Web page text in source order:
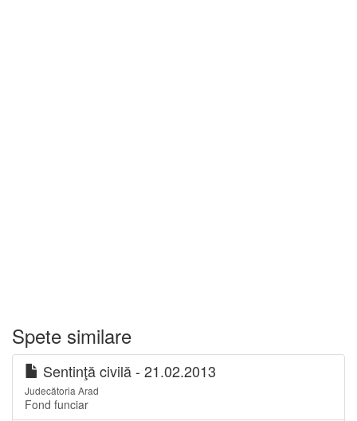
Spete similare
Sentinţă civilă - 21.02.2013
Judecătoria Arad
Fond funciar